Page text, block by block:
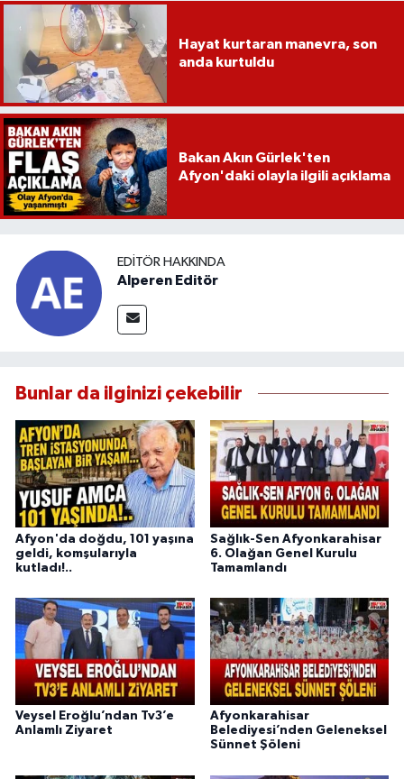
Hayat kurtaran manevra, son
anda kurtuldu
Bakan Akın Gürlek'ten
Afyon'daki olayla ilgili açıklama
EDITÖR HAKKINDA
Alperen Editör
Bunlar da ilginizi çekebilir
Afyon'da doğdu, 101 yaşına
geldi, komşularıyla
kutladı!..
Sağlık-Sen Afyonkarahisar
6. Olağan Genel Kurulu
Tamamlandı
Veysel Eroğlu’ndan Tv3’e
Anlamlı Ziyaret
Afyonkarahisar
Belediyesi’nden Geleneksel
Sünnet Şöleni